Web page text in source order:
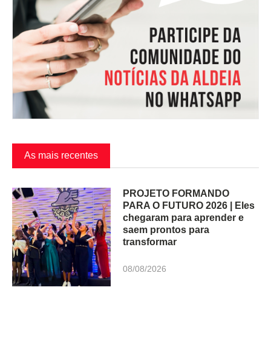
As mais recentes
PROJETO FORMANDO
PARA O FUTURO 2026 | Eles
chegaram para aprender e
saem prontos para
transformar
08/08/2026